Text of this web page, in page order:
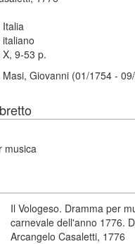
Italia
italiano
X, 9-53 p.
Masi, Giovanni (01/1754 -
musica
Il Vologeso. Dramma per
carnevale dell'anno 1776.
Arcangelo Casaletti, 1776